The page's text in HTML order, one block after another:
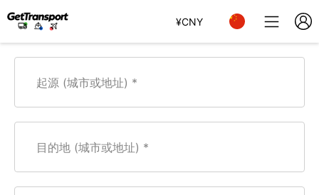
¥CNY
起源 (城市或地址)
目的地 (城市或地址)